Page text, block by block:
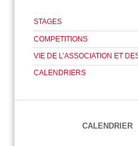
STAGES
COMPETITIONS
VIE DE L’ASSOCIATION ET
CALENDRIERS
CALENDRIER